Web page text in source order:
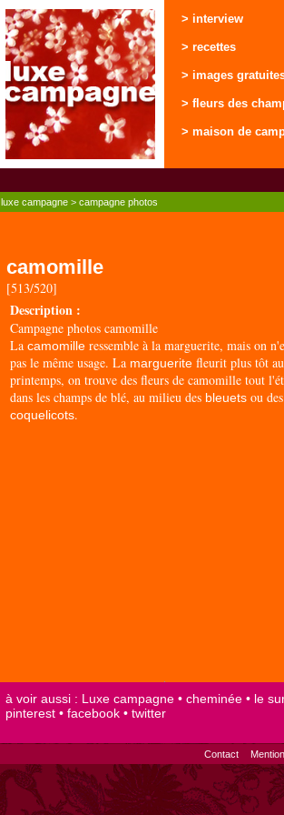
> interview
> recettes
> images
> fleurs des
> maison de
luxe campagne > campagne photos
camomille
[513/520]
Description :
Campagne photos camomille
La camomille ressemble à la marguerite, mais on
pas le même usage. La marguerite fleurit plus tôt au
printemps, on trouve des fleurs de camomille tout
dans les champs de blé, au milieu des bleuets ou des
coquelicots.
Contact